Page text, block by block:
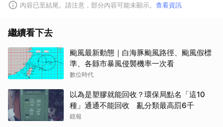
內容已至結尾。請注意，部分內容可能未顯示。 查看資訊
繼續看下去
颱風最新動態｜白海豚颱風路徑、颱風假標
準、各縣市暴風侵襲機率一次看
數位時代
以為是塑膠就能回收？環保局點名「這10
種」通通不能回收 亂分類最高罰6千
鏡報